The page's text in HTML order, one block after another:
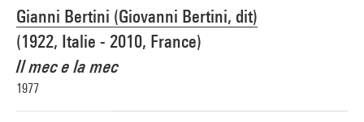
Gianni Bertini (Giovanni Bertini, dit)
(1922, Italie - 2010, France)
Il mec e la mec
1977